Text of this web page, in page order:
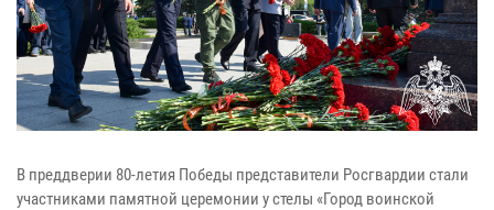
В преддверии 80-летия Победы представители Росгвардии стали
участниками памятной церемонии у стелы «Город воинской